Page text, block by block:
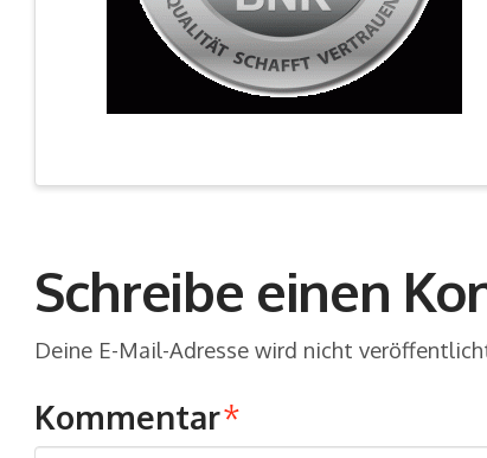
Schreibe einen
Deine E-Mail-Adresse wird nicht
Kommentar*